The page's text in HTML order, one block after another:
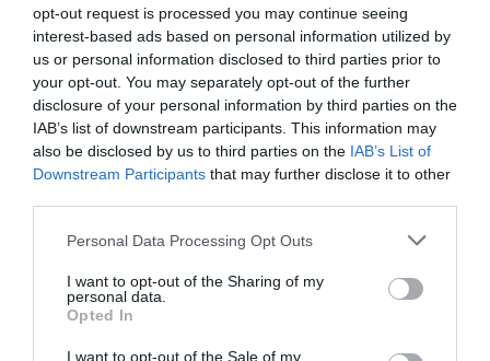
opt-out request is processed you may continue seeing
interest-based ads based on personal information utilized by
us or personal information disclosed to third parties prior to
your opt-out. You may separately opt-out of the further
disclosure of your personal information by third parties on the
IAB’s list of downstream participants. This information may
also be disclosed by us to third parties on the IAB’s List of
Downstream Participants that may further disclose it to other
Please note that this website/app uses one or more Google
not limited to your visit or usage behaviour. You may click to
grant or deny consent to Google and its third-party tags to
use your data for below specified purposes in below Google
consent section.
Personal Data Processing Opt Outs
I want to opt-out of the Sharing of my
personal data.
Opted In
I want to opt-out of the Sale of my
ELŐZŐ CIKK
TÖBB MILLIÓ KAGYLÓHÉJBÓL KIRAKOTT MOZAIK DÍSZÍTI A
OLAJSZENNYEZÉSNEK VÉLTÉK A TELELŐRE VONULÓ
BARÁTRÉCÉK REKORDER TÖMEGÉT